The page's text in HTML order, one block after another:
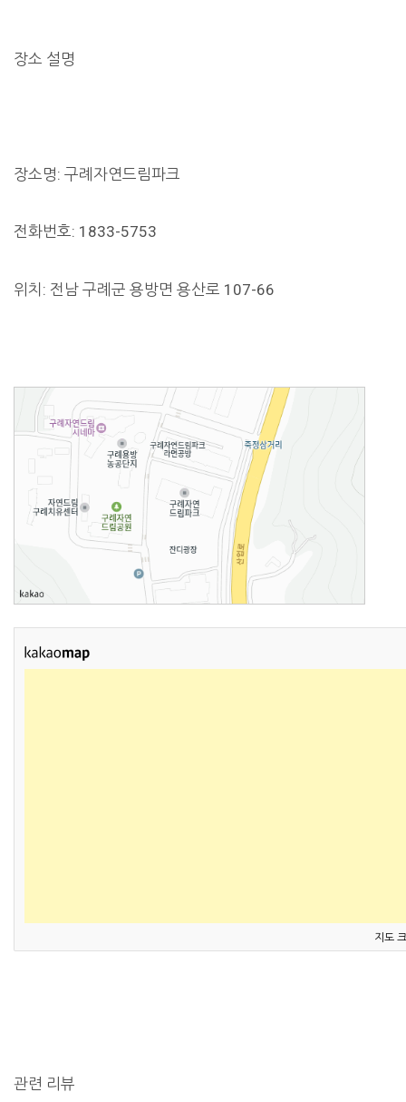
장소 설명
장소명: 구례자연드림파크
전화번호: 1833-5753
위치: 전남 구례군 용방면 용산로 107-66
지도
관련 리뷰